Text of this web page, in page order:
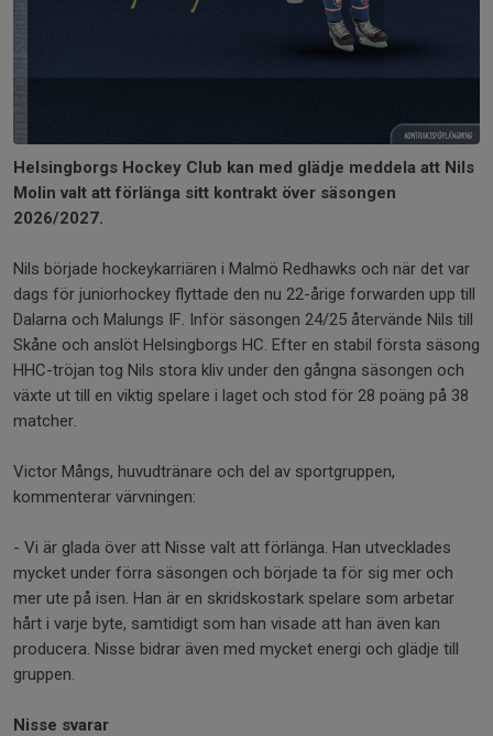
Helsingborgs Hockey Club kan med glädje meddela att Nils
Molin valt att förlänga sitt kontrakt över säsongen
2026/2027.
Nils började hockeykarriären i Malmö Redhawks och när det var
dags för juniorhockey flyttade den nu 22-årige forwarden upp till
Dalarna och Malungs IF. Inför säsongen 24/25 återvände Nils till
Skåne och anslöt Helsingborgs HC. Efter en stabil första säsong
HHC-tröjan tog Nils stora kliv under den gångna säsongen och
växte ut till en viktig spelare i laget och stod för 28 poäng på 38
matcher.
Victor Mångs, huvudtränare och del av sportgruppen,
kommenterar värvningen:
- Vi är glada över att Nisse valt att förlänga. Han utvecklades
mycket under förra säsongen och började ta för sig mer och
mer ute på isen. Han är en skridskostark spelare som arbetar
hårt i varje byte, samtidigt som han visade att han även kan
producera. Nisse bidrar även med mycket energi och glädje till
gruppen.
Nisse svarar